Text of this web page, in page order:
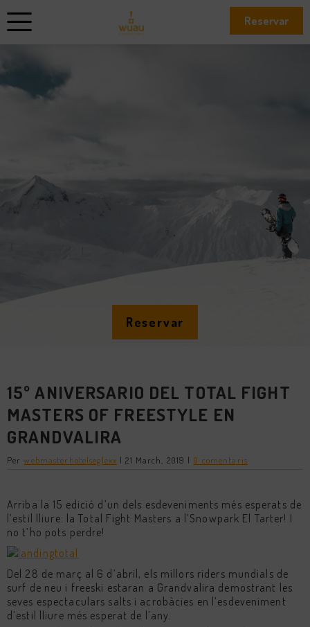
Reservar
Reservar
15º ANIVERSARIO DEL TOTAL FIGHT
MASTERS OF FREESTYLE EN
GRANDVALIRA
Perwebmasterhotelseglexx |21 March, 2019 | 0 comentaris
Arriba la 15 edició d’un dels esdeveniments més esperats de
l’estil lliure: la Total Fight Masters a l’Snowpark El Tarter! I
no t’ho pots perdre!
Del 28 de març al 6 d’abril, els millors riders mundials de
surf de neu i freeski estaran a Grandvalira demostrant les
seves espectaculars salts i acrobàcies en l’esdeveniment
d’estil lliure més esperat de l’any.